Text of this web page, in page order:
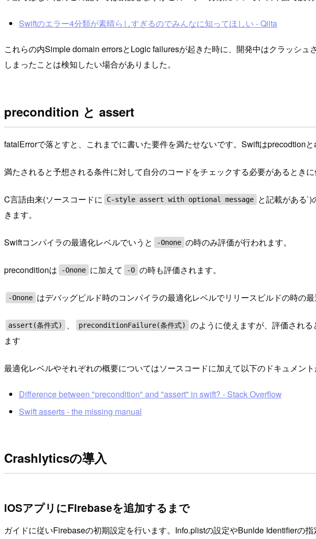
Swiftのエラー4分類が素晴らしすぎるのでみんなに知ってほしい - Qiita
これらの内Simple domain errorsとLogic failuresが起きた時に、開発中はクラッシ
しまったことは検知したい場合がありました。
precondition と assert
fatalErrorで落とすと、これまでに書いた要件を満たせないです。Swiftはprecodtion
満たされると予想される条件に対して自分のコードをチェックする必要があるとき
C言語由来(ソースコードに C-style assert with optional message
と記載がある
きます。
Swiftコンパイラの最適化レベルでいうと -Onone の時のみ評価が行われます。
preconditionは -Onone に加えて -O の時も評価されます。
-Onone はデバッグビルド時のコンパイラの最適化レベルでリリースビルドの時の
assert(条件式) 、 preconditionFailure(条件式)
のように使えますが、評価され
ます
最適化レベルやそれぞれの概要についてはソースコードに加えて以下のドキュメント
Difference between "precondition" and "assert" in swift? - Stack Overflow
Swift asserts - the missing manual
Crashlyticsの導入
iOSアプリにFirebaseを追加するまで
ガイドに従いFirebaseの初期設定を行います。Info.plistの設定やBunlde Identifierの